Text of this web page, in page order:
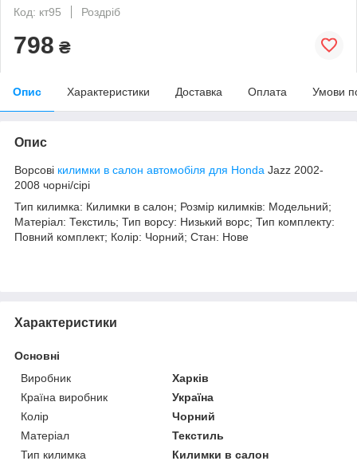
Код: кт95
Роздріб
798 ₴
Опис Характеристики Доставка Оплата Умови
Опис
Ворсові килимки в салон автомобіля для Honda Jazz 2002-
2008 чорні/сірі
Тип килимка: Килимки в салон; Розмір килимків: Модельний;
Матеріал: Текстиль; Тип ворсу: Низький ворс; Тип комплекту:
Повний комплект; Колір: Чорний; Стан: Нове
Характеристики
Основні
Виробник
Харків
Країна виробник
Україна
Колір
Чорний
Матеріал
Текстиль
Тип килимка
Килимки в салон